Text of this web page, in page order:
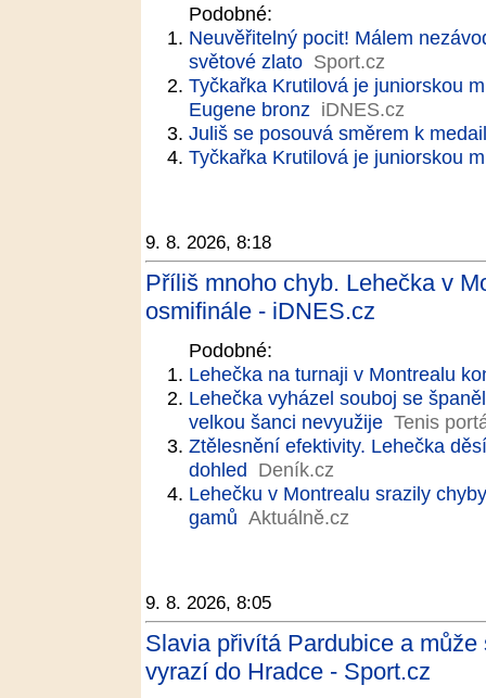
Podobné:
Neuvěřitelný pocit! Málem
světové zlato Sport.cz
Tyčkařka Krutilová je juniorskou
Eugene bronz iDNES.cz
Juliš se posouvá směrem k
Tyčkařka Krutilová je juniorskou
9. 8. 2026, 8:18
Příliš mnoho chyb. Lehečka v
osmifinále - iDNES.cz
Podobné:
Lehečka na turnaji v Montrealu
Lehečka vyházel souboj se
velkou šanci nevyužije Tenis
Ztělesnění efektivity. Lehečka
dohled Deník.cz
Lehečku v Montrealu srazily
gamů Aktuálně.cz
9. 8. 2026, 8:05
Slavia přivítá Pardubice a
vyrazí do Hradce - Sport.cz